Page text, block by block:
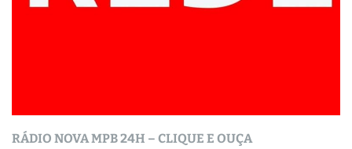
RÁDIO NOVA MPB 24H – CLIQUE E OUÇA